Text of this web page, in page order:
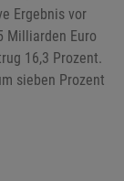
Ergebnis vor
Milliarden Euro
16,3 Prozent.
sieben Prozent